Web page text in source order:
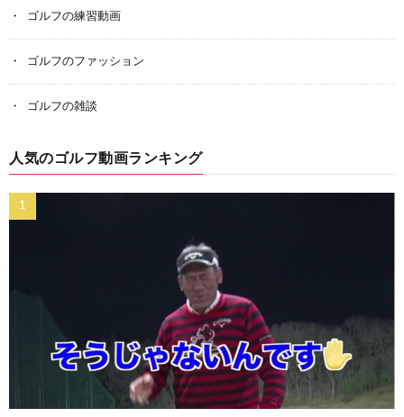
ゴルフの練習動画
ゴルフのファッション
ゴルフの雑談
人気のゴルフ動画ランキング